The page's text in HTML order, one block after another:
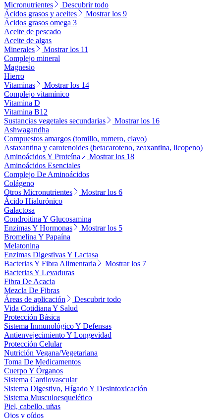
Micronutrientes
Descubrir todo
Ácidos grasos y aceites
Mostrar los 9
Ácidos grasos omega 3
Aceite de pescado
Aceite de algas
Minerales
Mostrar los 11
Complejo mineral
Magnesio
Hierro
Vitaminas
Mostrar los 14
Complejo vitamínico
Vitamina D
Vitamina B12
Sustancias vegetales secundarias
Mostrar los 16
Ashwagandha
Compuestos amargos (tomillo, romero, clavo)
Astaxantina y carotenoides (betacaroteno, zeaxantina, licopeno)
Aminoácidos Y Proteína
Mostrar los 18
Aminoácidos Esenciales
Complejo De Aminoácidos
Colágeno
Otros Micronutrientes
Mostrar los 6
Ácido Hialurónico
Galactosa
Condroitina Y Glucosamina
Enzimas Y Hormonas
Mostrar los 5
Bromelina Y Papaína
Melatonina
Enzimas Digestivas Y Lactasa
Bacterias Y Fibra Alimentaria
Mostrar los 7
Bacterias Y Levaduras
Fibra De Acacia
Mezcla De Fibras
Áreas de aplicación
Descubrir todo
Vida Cotidiana Y Salud
Protección Básica
Sistema Inmunológico Y Defensas
Antienvejecimiento Y Longevidad
Protección Celular
Nutrición Vegana/Vegetariana
Toma De Medicamentos
Cuerpo Y Órganos
Sistema Cardiovascular
Sistema Digestivo, Hígado Y Desintoxicación
Sistema Musculoesquelético
Piel, cabello, uñas
Ojos y oídos